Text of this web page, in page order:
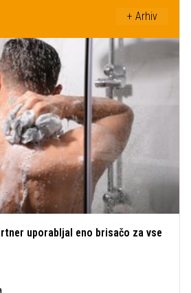
+ Arhiv
uporabljal eno brisačo za vse